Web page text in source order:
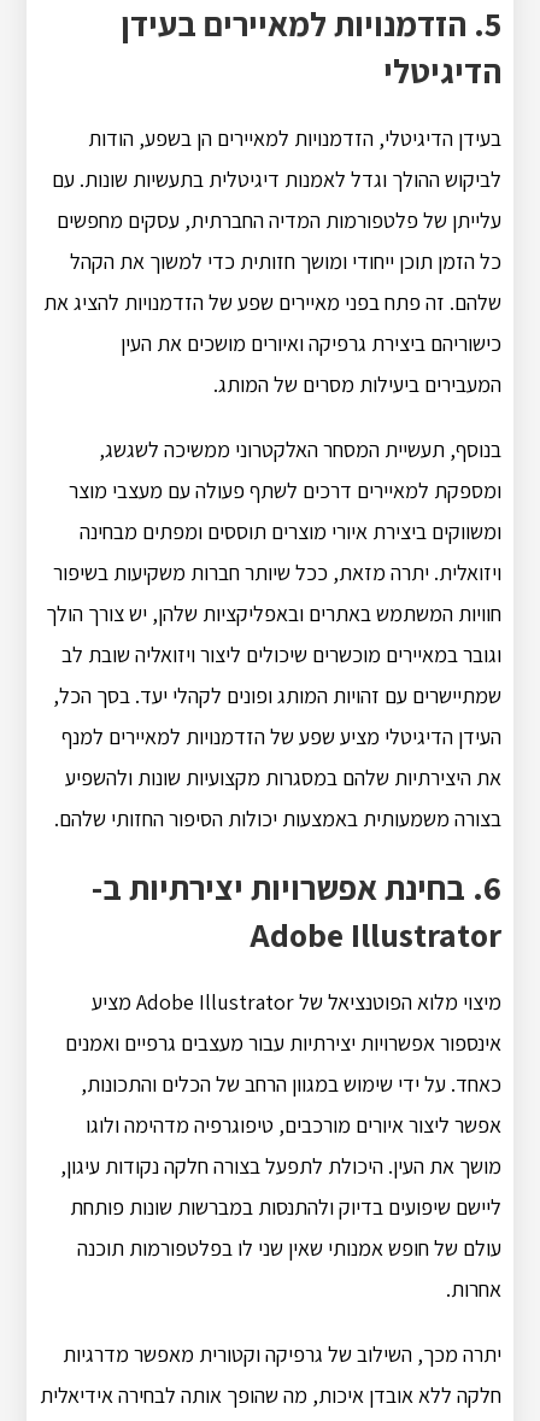
5. הזדמנויות למאיירים בעידן
הדיגיטלי
בעידן הדיגיטלי, הזדמנויות למאיירים הן בשפע, הודות
לביקוש ההולך וגדל לאמנות דיגיטלית בתעשיות שונות. עם
עלייתן של פלטפורמות המדיה החברתית, עסקים מחפשים
כל הזמן תוכן ייחודי ומושך חזותית כדי למשוך את הקהל
שלהם. זה פתח בפני מאיירים שפע של הזדמנויות להציג את
כישוריהם ביצירת גרפיקה ואיורים מושכים את העין
המעבירים ביעילות מסרים של המותג.
בנוסף, תעשיית המסחר האלקטרוני ממשיכה לשגשג,
ומספקת למאיירים דרכים לשתף פעולה עם מעצבי מוצר
ומשווקים ביצירת איורי מוצרים תוססים ומפתים מבחינה
ויזואלית. יתרה מזאת, ככל שיותר חברות משקיעות בשיפור
חוויות המשתמש באתרים ובאפליקציות שלהן, יש צורך הולך
וגובר במאיירים מוכשרים שיכולים ליצור ויזואליה שובת לב
שמתיישרים עם זהויות המותג ופונים לקהלי יעד. בסך הכל,
העידן הדיגיטלי מציע שפע של הזדמנויות למאיירים למנף
את היצירתיות שלהם במסגרות מקצועיות שונות ולהשפיע
בצורה משמעותית באמצעות יכולות הסיפור החזותי שלהם.
6. בחינת אפשרויות יצירתיות ב-
Adobe Illustrator
מיצוי מלוא הפוטנציאל של Adobe Illustrator מציע
אינספור אפשרויות יצירתיות עבור מעצבים גרפיים ואמנים
כאחד. על ידי שימוש במגוון הרחב של הכלים והתכונות,
אפשר ליצור איורים מורכבים, טיפוגרפיה מדהימה ולוגו
מושך את העין. היכולת לתפעל בצורה חלקה נקודות עיגון,
ליישם שיפועים בדיוק ולהתנסות במברשות שונות פותחת
עולם של חופש אמנותי שאין שני לו בפלטפורמות תוכנה
אחרות.
יתרה מכך, השילוב של גרפיקה וקטורית מאפשר מדרגיות
חלקה ללא אובדן איכות, מה שהופך אותה לבחירה אידיאלית